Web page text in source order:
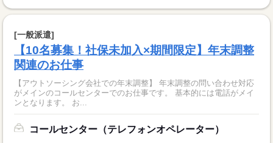
[一般派遣]
【10名募集！社保未加入×期間限定】年末調整
関連のお仕事
【アウトソーシング会社での年末調整】 年末調整の問い合わせ対応
がメインのコールセンターでのお仕事です。 基本的には電話がメイ
ンとなります。 お...
コールセンター（テレフォンオペレーター）